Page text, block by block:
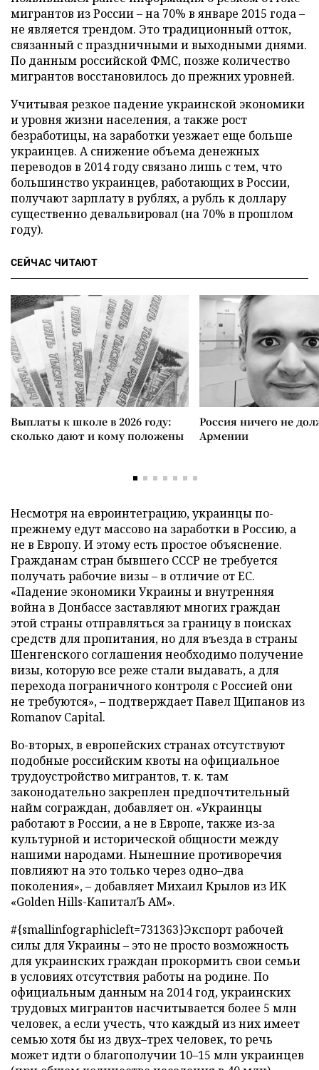
мигрантов из России – на 70% в январе 2015 года–
не является трендом. Это традиционный отток,
связанный с праздничными и выходными днями.
По данным российской ФМС, позже количество
мигрантов восстановилось до прежних уровней.
Учитывая резкое падение украинской экономики
и уровня жизни населения, а также рост
безработицы, на заработки уезжает еще больше
украинцев. А снижение объема денежных
переводов в 2014 году связано лишь с тем, что
большинство украинцев, работающих в России,
получают зарплату в рублях, а рубль к доллару
существенно девальвировал (на 70% в прошлом
году).
СЕЙЧАС ЧИТАЮТ
Выплаты к школе в 2026 году:
сколько дают и кому положены
Россия ничего не
Армении
Несмотря на евроинтеграцию, украинцы по-
прежнему едут массово на заработки в Россию, а
не в Европу. И этому есть простое объяснение.
Гражданам стран бывшего СССР не требуется
получать рабочие визы – в отличие от ЕС.
«Падение экономики Украины и внутренняя
война в Донбассе заставляют многих граждан
этой страны отправляться за границу в поисках
средств для пропитания, но для въезда в страны
Шенгенского соглашения необходимо получение
визы, которую все реже стали выдавать, а для
перехода пограничного контроля с Россией они
не требуются», – подтверждает Павел Щипанов из
Romanov Capital.
Во-вторых, в европейских странах отсутствуют
подобные российским квоты на официальное
трудоустройство мигрантов, т. к. там
законодательно закреплен предпочтительный
найм сограждан, добавляет он. «Украинцы
работают в России, а не в Европе, также из-за
культурной и исторической общности между
нашими народами. Нынешние противоречия
повлияют на это только через одно–два
поколения», – добавляет Михаил Крылов из ИК
«Golden Hills-КапиталЪ АМ».
#{smallinfographicleft=731363}Экспорт рабочей
силы для Украины – это не просто возможность
для украинских граждан прокормить свои семьи
в условиях отсутствия работы на родине. По
официальным данным на 2014 год, украинских
трудовых мигрантов насчитывается более 5 млн
человек, а если учесть, что каждый из них имеет
семью хотя бы из двух–трех человек, то речь
может идти о благополучии 10–15 млн украинцев